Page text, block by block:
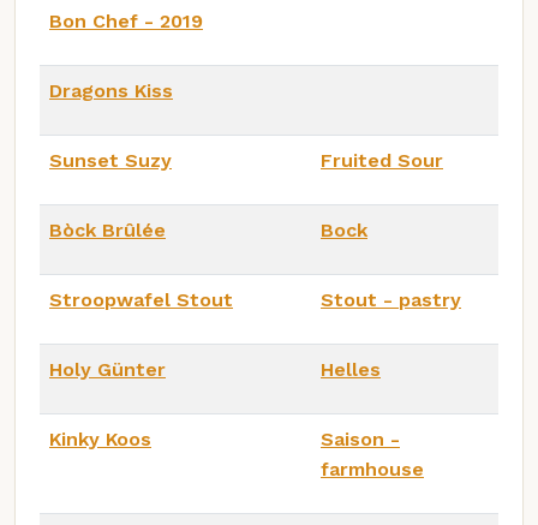
Bon Chef - 2019
Dragons Kiss
Sunset Suzy Fruited Sour
Bòck Brûlée Bock
Stroopwafel Stout Stout - pastry
Holy Günter Helles
Kinky Koos
Saison -
farmhouse